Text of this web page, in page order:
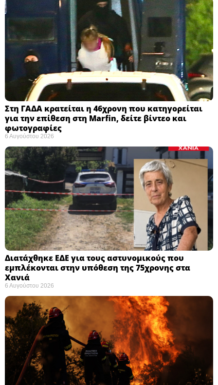
Στη ΓΑΔΑ κρατείται η 46χρονη που κατηγορείται
για την επίθεση στη Marfin, δείτε βίντεο και
φωτογραφίες
6 Αυγούστου 2026
Διατάχθηκε ΕΔΕ για τους αστυνομικούς που
εμπλέκονται στην υπόθεση της 75χρονης στα
Χανιά
6 Αυγούστου 2026